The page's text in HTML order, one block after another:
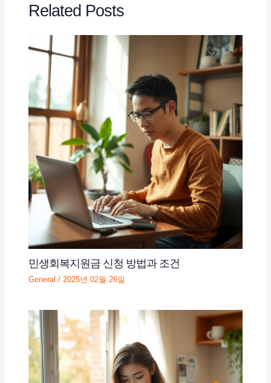
Related Posts
민생회복지원금 신청 방법과 조건
General /2025년 02월 26일